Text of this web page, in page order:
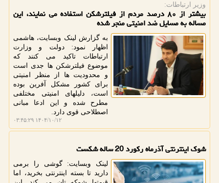
وزیر ارتباطات:
بیشتر از ۸۰ درصد مردم از فیلترشکن استفاده می نمایند، این
مساله به مسایل ضد امنیتی منجر شده
به گزارش لینک وبسایت، هاشمی
اظهار نمود: دولت و وزارت
ارتباطات تاکید می کنند که
موضوع فیلترشکن ها جدی است
و محدودیت ها از منظر امنیتی
برای کشور مشکل آفرین بوده
است، دلیلهای امنیتی مختلفی
مطرح شده و این ادعا مبانی
اصطلاحی قوی دارد.
۱۴۰۴/۱۰/۱۲ ۰۳:۴۵:۲۹
شوک اینترنتی آذرماه رکورد 20 ساله شکست
لینک وبسایت: گوشی را برمی
دارید تا بسته اینترنتی بخرید، اما